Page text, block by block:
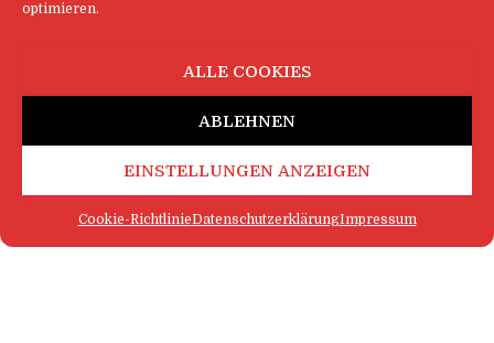
optimieren.
ALLE COOKIES
ABLEHNEN
EINSTELLUNGEN ANZEIGEN
Cookie-RichtlinieDatenschutzerklärungImpressum